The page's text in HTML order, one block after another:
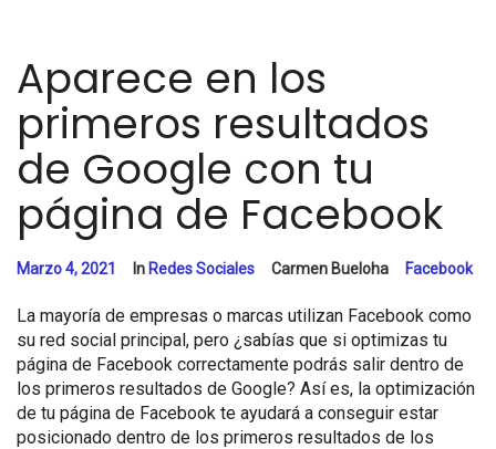
Aparece en los
primeros resultados
de Google con tu
página de Facebook
Marzo 4, 2021 In Redes Sociales Carmen Bueloha Facebook
La mayoría de empresas o marcas utilizan Facebook como
su red social principal, pero ¿sabías que si optimizas tu
página de Facebook correctamente podrás salir dentro de
los primeros resultados de Google? Así es, la optimización
de tu página de Facebook te ayudará a conseguir estar
posicionado dentro de los primeros resultados de los